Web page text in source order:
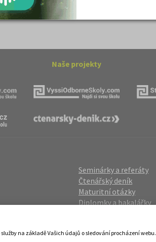
Naše projekty
Seminárky a referáty
Čtenářský deník
Maturitní otázky
Diplomky a bakalářky
Přijímací zkoušky
na základě Vašich údajů o sledování procházení webu.